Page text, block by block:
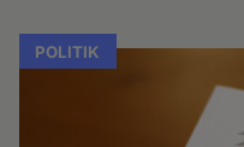
POLITIK